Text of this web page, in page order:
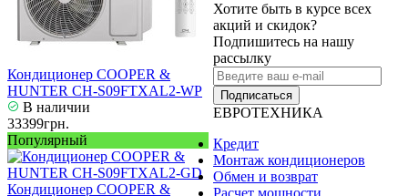
Кондиционер COOPER &
HUNTER CH-S09FTXAL2-WP
В наличии
33399грн.
Популярный
Кондиционер COOPER &
Хотите быть в курсе всех
акций и скидок?
Подпишитесь на нашу
рассылку
Подписаться
ЕВРОТЕХНИКА
Кредит
Монтаж кондиционеров
Обмен и возврат